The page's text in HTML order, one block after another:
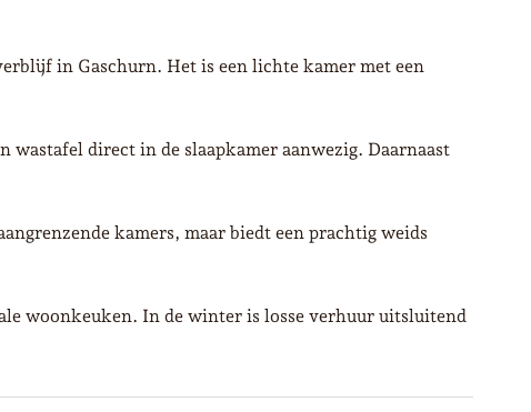
in Gaschurn. Het is een lichte kamer met een
wastafel direct in de slaapkamer aanwezig. Daarnaast
kamers, maar biedt een prachtig weids
woonkeuken. In de winter is losse verhuur uitsluitend